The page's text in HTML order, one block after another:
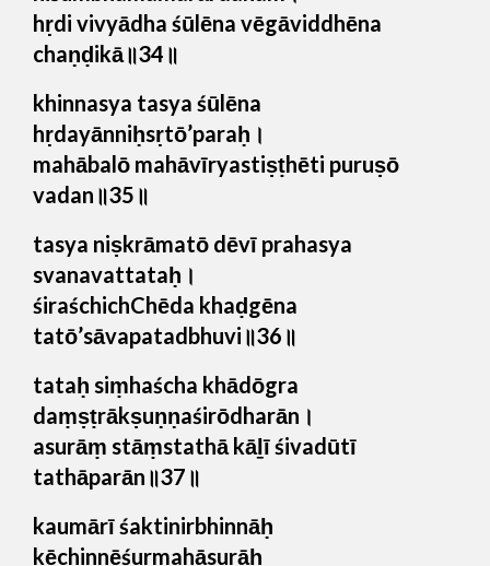
hṛdi vivyādha śūlēna vēgāviddhēna
chaṇḍikā॥34॥
khinnasya tasya śūlēna
hṛdayānniḥsṛtō’paraḥ।
mahābalō mahāvīryastiṣṭhēti puruṣō
vadan॥35॥
tasya niṣkrāmatō dēvī prahasya
svanavattataḥ।
śiraśchichChēda khaḍgēna
tatō’sāvapatadbhuvi॥36॥
tataḥ siṃhaścha khādōgra
daṃṣṭrākṣuṇṇaśirōdharān।
asurāṃ stāṃstathā kāḻī śivadūtī
tathāparān॥37॥
kaumārī śaktinirbhinnāḥ
kēchinnēśurmahāsurāḥ